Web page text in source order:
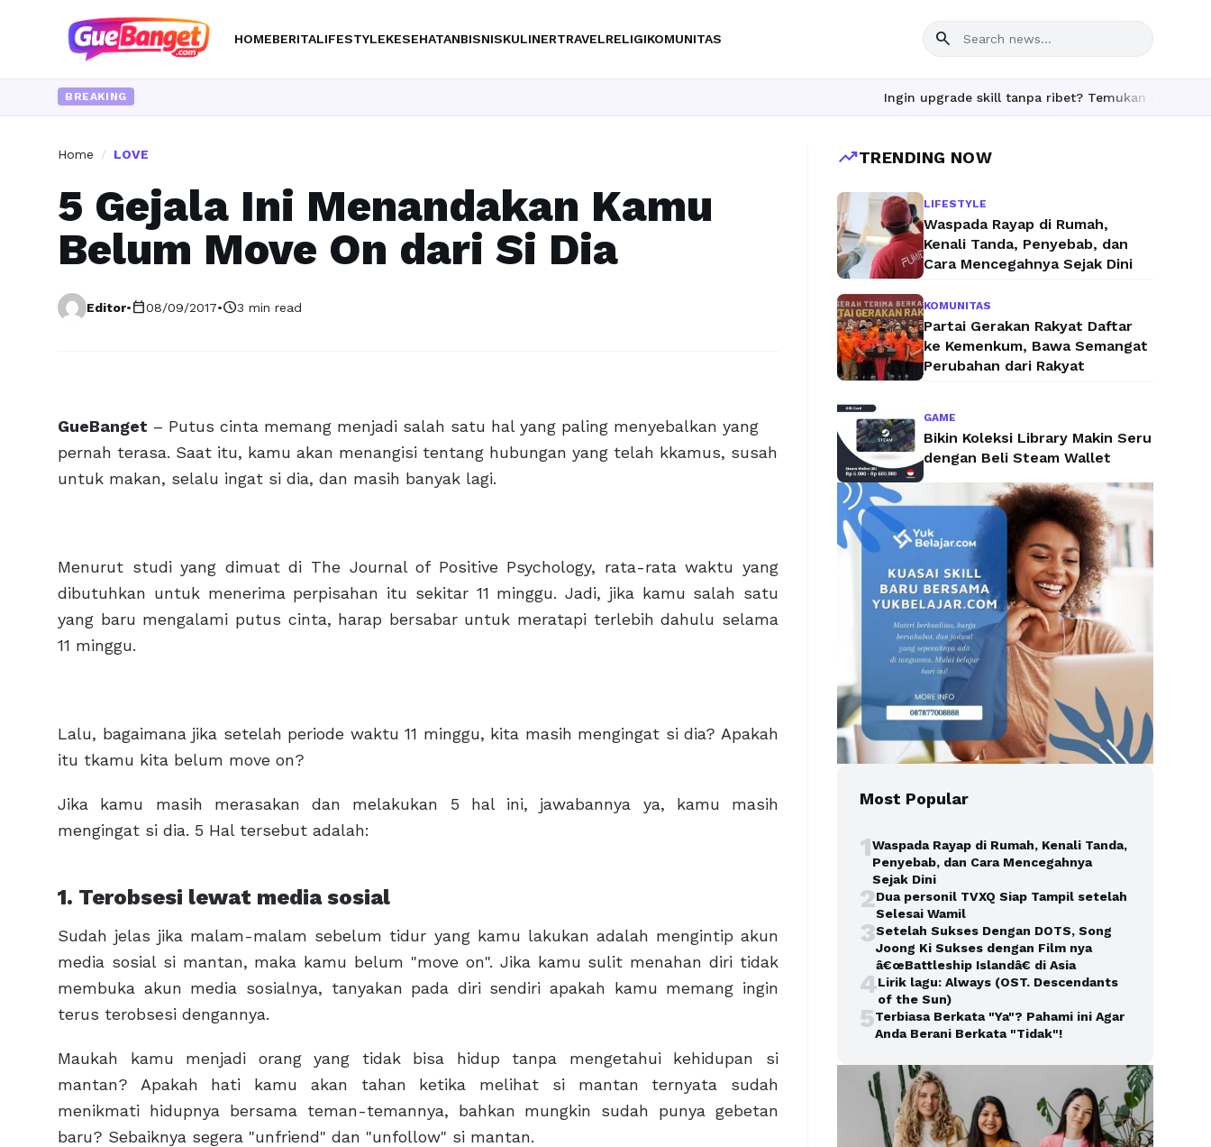
HOMEBERITALIFESTYLEKESEHATANBISNISKULINERTRAVELRELIGIKOMUNITAS search
BREAKING Ingin upgrade skill tanpa ribet? Temukan kelas seru dan
Home / LOVE
5 Gejala Ini Menandakan Kamu
Belum Move On dari Si Dia
Editor•calendar_today08/09/2017•schedule3 min read
GueBanget – Putus cinta memang menjadi salah satu hal yang paling menyebalkan yang
pernah terasa. Saat itu, kamu akan menangisi tentang hubungan yang telah kkamus, susah
untuk makan, selalu ingat si dia, dan masih banyak lagi.
Menurut studi yang dimuat di The Journal of Positive Psychology, rata-rata waktu yang
dibutuhkan untuk menerima perpisahan itu sekitar 11 minggu. Jadi, jika kamu salah satu
yang baru mengalami putus cinta, harap bersabar untuk meratapi terlebih dahulu selama
11 minggu.
Lalu, bagaimana jika setelah periode waktu 11 minggu, kita masih mengingat si dia? Apakah
itu tkamu kita belum move on?
Jika kamu masih merasakan dan melakukan 5 hal ini, jawabannya ya, kamu masih
mengingat si dia. 5 Hal tersebut adalah:
1. Terobsesi lewat media sosial
Sudah jelas jika malam-malam sebelum tidur yang kamu lakukan adalah mengintip akun
media sosial si mantan, maka kamu belum "move on". Jika kamu sulit menahan diri tidak
membuka akun media sosialnya, tanyakan pada diri sendiri apakah kamu memang ingin
terus terobsesi dengannya.
Maukah kamu menjadi orang yang tidak bisa hidup tanpa mengetahui kehidupan si
mantan? Apakah hati kamu akan tahan ketika melihat si mantan ternyata sudah
menikmati hidupnya bersama teman-temannya, bahkan mungkin sudah punya gebetan
baru? Sebaiknya segera "unfriend" dan "unfollow" si mantan.
trending_upTRENDING NOW
LIFESTYLE
Waspada Rayap di Rumah,
Kenali Tanda, Penyebab, dan
Cara Mencegahnya Sejak Dini
KOMUNITAS
Partai Gerakan Rakyat Daftar
ke Kemenkum, Bawa Semangat
Perubahan dari Rakyat
GAME
Bikin Koleksi Library Makin Seru
dengan Beli Steam Wallet
Most Popular
1Waspada Rayap di Rumah, Kenali Tanda,
Penyebab, dan Cara Mencegahnya
Sejak Dini
2Dua personil TVXQ Siap Tampil setelah
Selesai Wamil
3Setelah Sukses Dengan DOTS, Song
Joong Ki Sukses dengan Film nya
â€œBattleship Islandâ€ di Asia
4Lirik lagu: Always (OST. Descendants
of the Sun)
5Terbiasa Berkata "Ya"? Pahami ini Agar
Anda Berani Berkata "Tidak"!